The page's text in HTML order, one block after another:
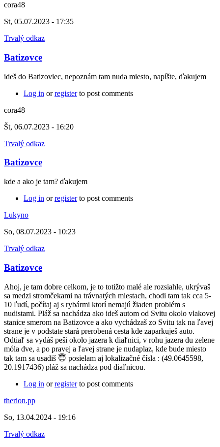
cora48
St, 05.07.2023 - 17:35
Trvalý odkaz
Batizovce
ideš do Batizoviec, nepoznám tam nuda miesto, napíšte, ďakujem
Log in orregisterto post comments
cora48
Št, 06.07.2023 - 16:20
Trvalý odkaz
Batizovce
kde a ako je tam? ďakujem
Log in orregisterto post comments
Lukyno
So, 08.07.2023 - 10:23
Trvalý odkaz
Batizovce
Ahoj, je tam dobre celkom, je to totižto malé ale rozsiahle, ukrývaš
sa medzi stromčekami na trávnatých miestach, chodi tam tak cca 5-
10 ľudí, počítaj aj s rybármi ktorí nemajú žiaden problém s
nudistami. Pláž sa nachádza ako ideš autom od Svitu okolo vlakovej
stanice smerom na Batizovce a ako vychádzaš zo Svitu tak na ľavej
strane je v podstate stará prerobená cesta kde zaparkuješ auto.
Odtiaľ sa vydáš peši okolo jazera k diaľnici, v rohu jazera du zelene
móla dve, a po pravej a ľavej strane je nudaplaz, kde bude miesto
tak tam sa usadiš 😇 posielam aj lokalizačné čísla : (49.0645598,
20.1917436) pláž sa nachádza pod diaľnicou.
Log in orregisterto post comments
therion.pp
So, 13.04.2024 - 19:16
Trvalý odkaz